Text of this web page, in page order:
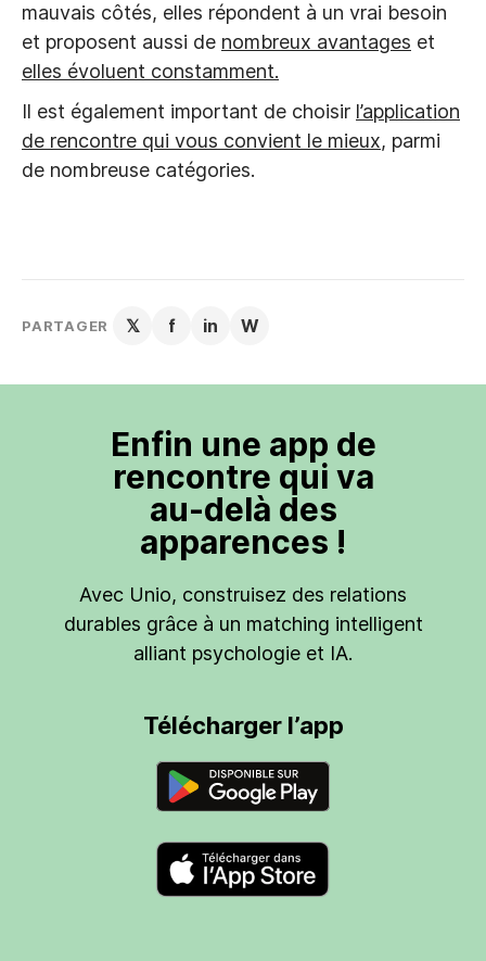
mauvais côtés, elles répondent à un vrai besoin
et proposent aussi de nombreux avantages et
elles évoluent constamment.
Il est également important de choisir l’application
de rencontre qui vous convient le mieux, parmi
de nombreuse catégories.
PARTAGER 𝕏 f in W
Enfin une app de
rencontre qui va
au-delà des
apparences !
Avec Unio, construisez des relations
durables grâce à un matching intelligent
alliant psychologie et IA.
Télécharger l’app